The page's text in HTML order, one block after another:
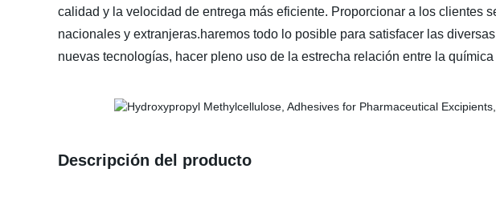
calidad y la velocidad de entrega más eficiente. Proporcionar a los clientes
nacionales y extranjeras.haremos todo lo posible para satisfacer las
nuevas tecnologías, hacer pleno uso de la estrecha relación entre la
Descripción del producto